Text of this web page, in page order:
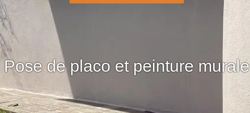
Pose de placo et peinture murale